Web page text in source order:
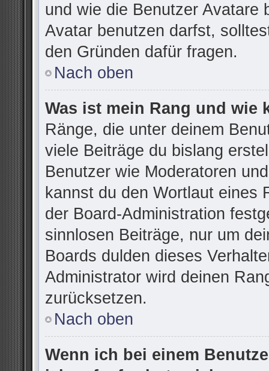
und wie die Benutzer Avatare
Avatar benutzen darfst,
den Gründen dafür fragen.
Nach oben
Was ist mein Rang und wie
Ränge, die unter deinem
viele Beiträge du bislang
Benutzer wie Moderatoren
kannst du den Wortlaut eines
der Board-Administration
sinnlosen Beiträge, nur um
Boards dulden dieses
Administrator wird deinen
zurücksetzen.
Nach oben
Wenn ich bei einem